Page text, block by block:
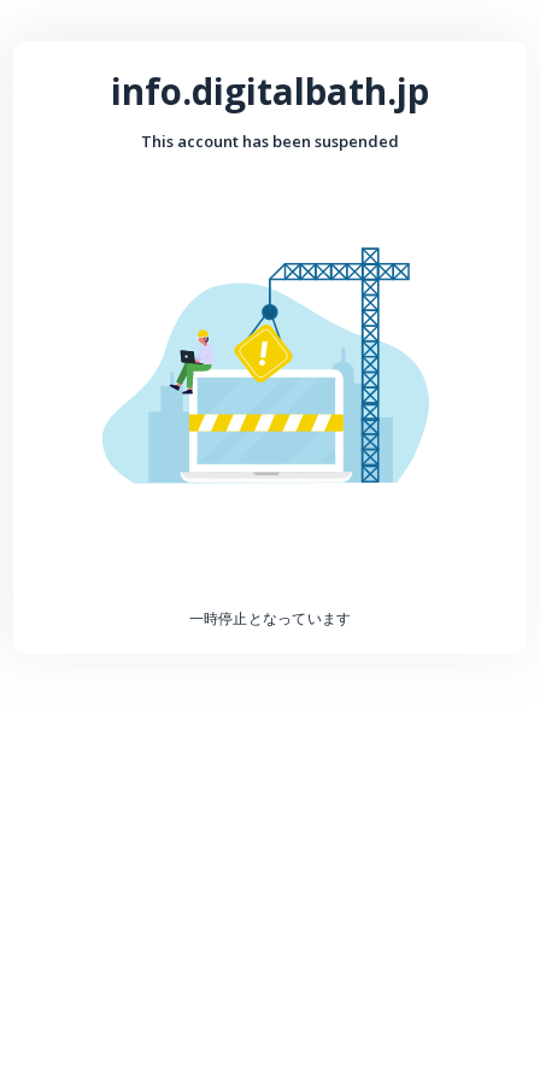
info.digitalbath.jp
This account has been suspended
一時停止となっています